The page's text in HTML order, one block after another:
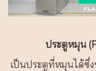
ประตูหมุน
เป็นประตูที่หมุนได้ซึ่